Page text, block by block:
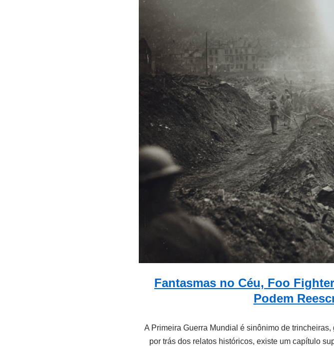
Fantasmas no Céu, Foo
Podem
A Primeira Guerra Mundial é sinônimo de
por trás dos relatos históricos, existe um capítulo